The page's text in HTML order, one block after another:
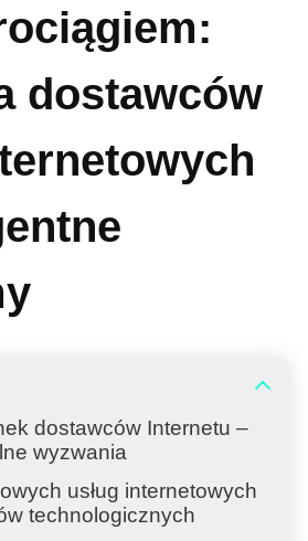
dostawców
dostawców Internetu –
wyzwania
usług internetowych
technologicznych